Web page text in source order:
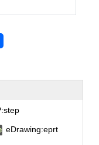
eDrawing:eprt